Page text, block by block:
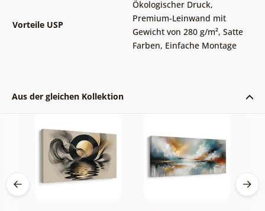
Vorteile USP
Ökologischer Druck,
Premium-Leinwand mit
Gewicht von 280 g/m², Satte
Farben, Einfache Montage
Aus der gleichen Kollektion